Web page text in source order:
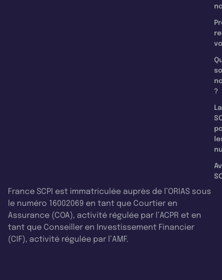
?
La
France SCPI est immatriculée auprès de l’ORIAS sous
le numéro 16002069 en tant que Courtier en
Assurance (COA), activité régulée par l’ACPR et en
tant que Conseiller en Investissement Financier
(CIF), activité régulée par l’AMF.